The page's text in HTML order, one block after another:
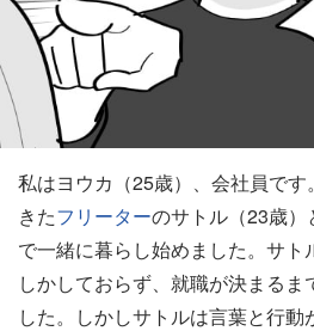
私はヨウカ（25歳）、会社員で
きたフリーターのサトル（23歳
で一緒に暮らし始めました。サ
しかしておらず、就職が決まるま
した。しかしサトルは言葉と行